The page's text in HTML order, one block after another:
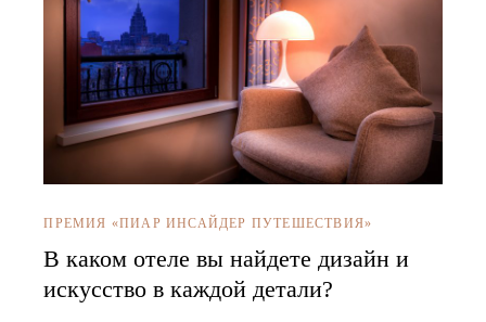
ПРЕМИЯ «ПИАР ИНСАЙДЕР ПУТЕШЕСТВИЯ»
В каком отеле вы найдете дизайн и
искусство в каждой детали?